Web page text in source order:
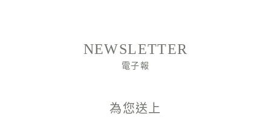
NEWSLETTER
電子報
為您送上